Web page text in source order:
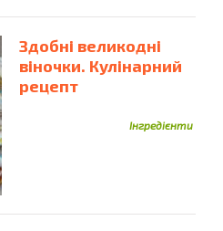
Здобні великодні
віночки. Кулінарний
рецепт
Інгредієнти